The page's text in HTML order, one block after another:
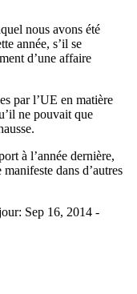
nous avons été
année, s’il se
d’une affaire
par l’UE en matière
ne pouvait que
à l’année dernière,
dans d’autres
Sep 16, 2014 -